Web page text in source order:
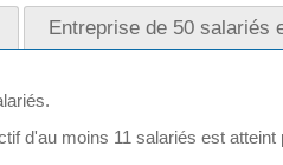
Entreprise de 50 salariés
d'au moins 11 salariés est